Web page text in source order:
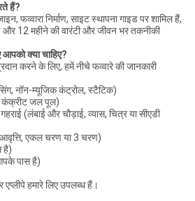
हैं?
फव्वारा निर्माण, साइट स्थापना गाइड पर शामिल हैं,
12 महीने की वारंटी और जीवन भर तकनीकी
आपको क्या चाहिए?
करने के लिए, हमें नीचे फव्वारे की जानकारी
नॉन-म्यूजिक कंट्रोल, स्टैटिक)
कंक्रीट जल पूल)
(लंबाई और चौड़ाई, व्यास, चित्र या सीएडी
एकल चरण या 3 चरण)
है)
पास है)
हमारे लिए उपलब्ध हैं।